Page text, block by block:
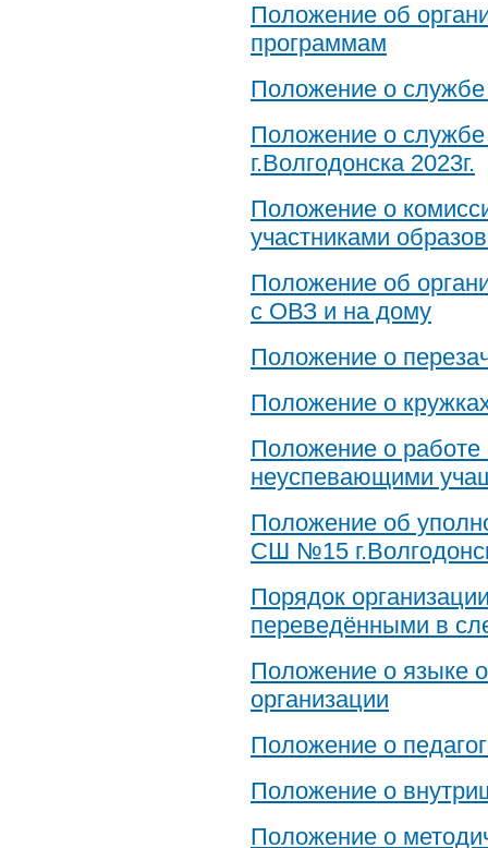
Положение об
программам
Положение о
Положение о
г.Волгодонска 2023г.
Положение о
участниками
Положение об
с ОВЗ и на дому
Положение о
Положение о
Положение о
неуспевающими
Положение об
СШ №15
Порядок
переведёнными в
Положение о языке
организации
Положение о
Положение о
Положение о